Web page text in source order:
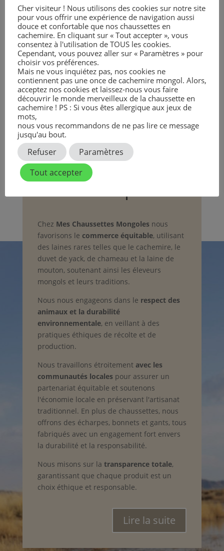
Tour de Cou Yack | Gris
Cendré | Maille Fine
54,90€ TTC
Bonnet Chameau |
Camel | Maille Fine
59,90€ TTC
Notre Éthique
Chez Mes Chaussettes Mongolesnous
favorisons le commerce équitable, utilisant
des laines rares telles que le cachemire, le
duvet de yack, de chameau et la laine de
mouton, soutenant ainsi les éleveurs
mongols et leurs traditions.
Nous nous engageons dans le respect des
animaux et la durabilité
environnementale, en veillant à des
pratiques éthiques de récolte et de
production.
Nous travaillons étroitement avec les
communautés localespour assurer un
partenariat équitable et soutenons
l'économie locale en préservant l'artisanat
traditionnel. En plus de chaussettes, nous
offrons des écharpes, bonnets et gants, tous
fabriqués avec un engagement fort envers
la durabilité et la responsabilité.
Nous misons sur la transparence totale,
garantissant que chaque produit est un
choix éthique et responsable.
Lire la suite
Cher visiteur ! Nous utilisons des cookies sur notre site
pour vous offrir une expérience de navigation aussi
douce et confortable que nos chaussettes en
cachemire. En cliquant sur « Tout accepter », vous
consentez à l'utilisation de TOUS les cookies.
Cependant, vous pouvez aller sur « Paramètres » pour
choisir vos préférences.
Mais ne vous inquiétez pas, nos cookies ne
contiennent pas une once de cachemire mongol. Alors,
acceptez nos cookies et laissez-nous vous faire
découvrir le monde merveilleux de la chaussette en
cachemire ! PS : Si vous êtes allergique aux jeux de
mots,
nous vous recommandons de ne pas lire ce message
jusqu'au bout.
Refuser
Paramètres
Tout accepter